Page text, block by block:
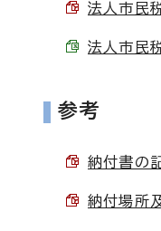
法人市民
法人市民
参考
納付書の
納付場所